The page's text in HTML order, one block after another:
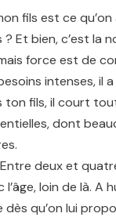
fils est ce
Et bien, c’est
force est de
intenses, il
ton fils, il court
dont
deux et
l’âge, loin de là.
qu’on lui